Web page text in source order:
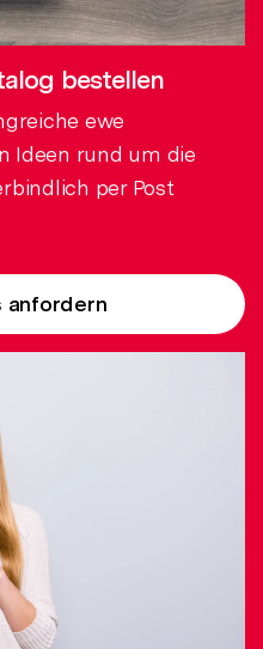
bestellen
ewe
Ideen rund um die
per Post